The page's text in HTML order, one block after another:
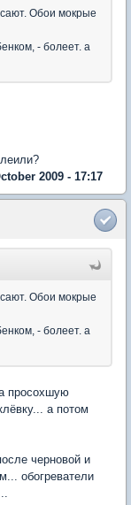
Обои мокрые
- болеет. а
2009 - 17:17
Обои мокрые
- болеет. а
просохшую
а потом
черновой и
обогреватели